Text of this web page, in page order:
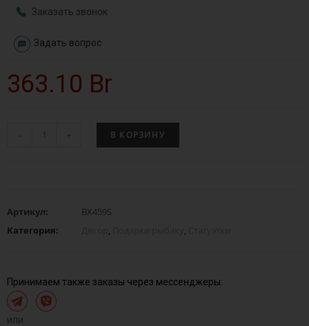
Заказать звонок
Задать вопрос
363.10 Br
- + В КОРЗИНУ
Артикул:
BX459S
Категория:
, ,
Принимаем также заказы через мессенджеры:
или